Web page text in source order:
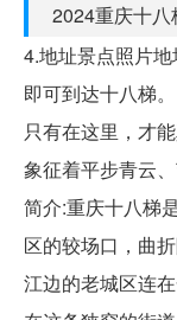
2024重庆十
4.地址景点照片
即可到达十八梯
只有在这里，才
象征着平步青云
简介:重庆十八梯
区的较场口，曲
江边的老城区连